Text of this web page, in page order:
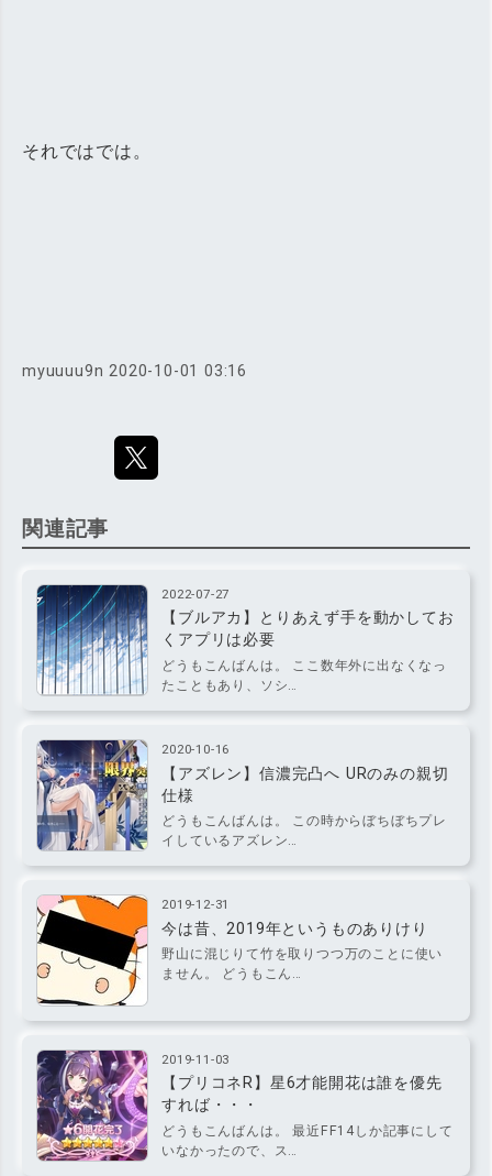
それではでは。
myuuuu9n 2020-10-01 03:16
関連記事
2022-07-27
【ブルアカ】とりあえず手を動かしてお
くアプリは必要
どうもこんばんは。 ここ数年外に出なくなっ
たこともあり、ソシ…
2020-10-16
【アズレン】信濃完凸へ URのみの親切
仕様
どうもこんばんは。 この時からぼちぼちプレ
イしているアズレン…
2019-12-31
今は昔、2019年というものありけり
野山に混じりて竹を取りつつ万のことに使い
ません。 どうもこん…
2019-11-03
【プリコネR】星6才能開花は誰を優先
すれば・・・
どうもこんばんは。 最近FF14しか記事にして
いなかったので、ス…